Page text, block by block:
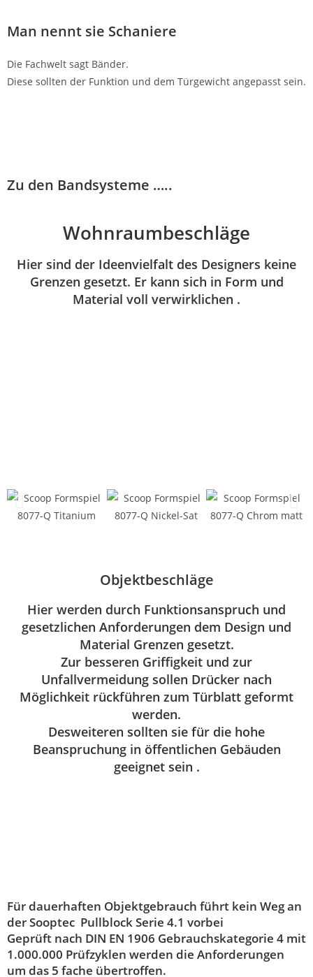
Man nennt sie Schaniere
Die Fachwelt sagt Bänder.
Diese sollten der Funktion und dem Türgewicht angepasst sein.
Zu den Bandsysteme …..
Wohnraumbeschläge
Hier sind der Ideenvielfalt des Designers keine
Grenzen gesetzt. Er kann sich in Form und
Material voll verwirklichen .
Objektbeschläge
Hier werden durch Funktionsanspruch und
gesetzlichen Anforderungen dem Design und
Material Grenzen gesetzt.
Zur besseren Griffigkeit und zur
Unfallvermeidung sollen Drücker nach
Möglichkeit rückführen zum Türblatt geformt
werden.
Desweiteren sollten sie für die hohe
Beanspruchung in öffentlichen Gebäuden
geeignet sein .
Für dauerhaften Objektgebrauch führt kein Weg an
derSooptec Pullblock Serie 4.1 vorbei
Geprüft nach DIN EN 1906 Gebrauchskategorie 4 mit
1.000.000 Prüfzyklen werden die Anforderungen
um das 5 fache übertroffen.